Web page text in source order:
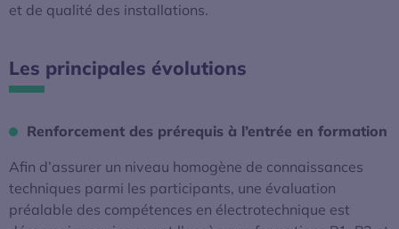
et de qualité des installations.
Les principales évolutions
Renforcement des prérequis à l’entrée en formation
Afin d’assurer un niveau homogène de connaissances
techniques parmi les participants, une évaluation
préalable des compétences en électrotechnique est